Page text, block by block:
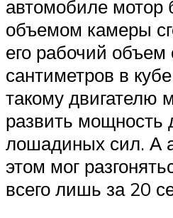
автомобиле
объемом камеры
его рабочий объем
сантиметров в
такому двигателю
развить мощность
лошадиных сил. А
этом мог
всего лишь за 20